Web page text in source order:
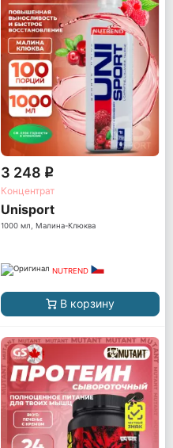
3 248 q
Концентрат
Unisport
1000 мл, Малина-Клюква
NUTREND
В корзину